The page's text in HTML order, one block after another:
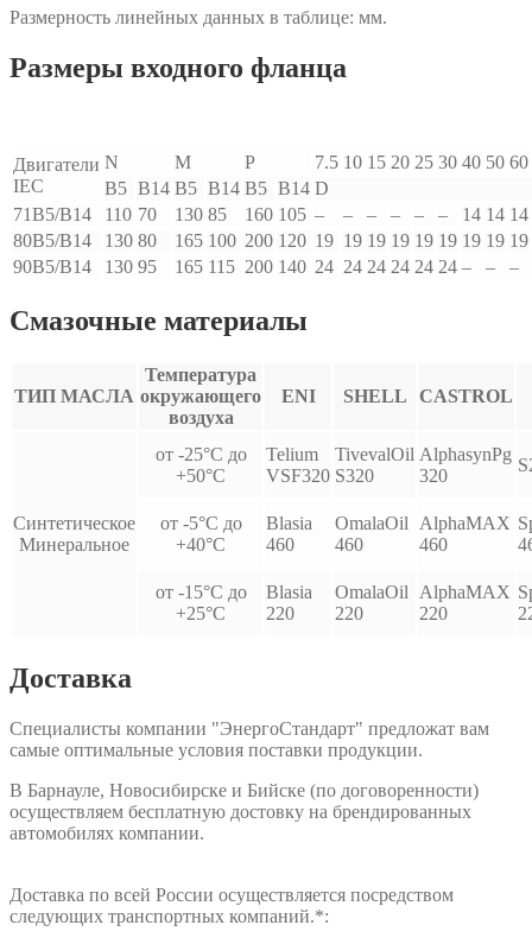
Размерность линейных данных в таблице: мм.
Размеры входного фланца
Двигатели
IEC
N M P 7.5 10 15 20 25 30 40 50 60
B5 B14 B5 B14 B5 B14 D
71B5/B14
110 70 130 85 160 105 – – – – – – 14 14 14
80B5/B14
130 80 165 100 200 120 19 19 19 19 19 19 19 19 19
90B5/B14
130 95 165 115 200 140 24 24 24 24 24 24 – – –
Смазочные материалы
ТИП МАСЛА
Температура
окружающего
воздуха
ENI SHELL CASTROL
Синтетическое
Минеральное
от -25°С до
+50°С
Telium
VSF320
TivevalOil
S320
AlphasynPg
320
от -5°С до
+40°С
Blasia
460
OmalaOil
460
AlphaMAX
460
от -15°С до
+25°С
Blasia
220
OmalaOil
220
AlphaMAX
220
Доставка
Специалисты компании "ЭнергоСтандарт" предложат вам
самые оптимальные условия поставки продукции.
В Барнауле, Новосибирске и Бийске (по договоренности)
осуществляем бесплатную достовку на брендированных
автомобилях компании.
Доставка по всей России осуществляется посредством
следующих транспортных компаний.*: